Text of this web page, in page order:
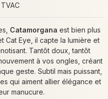
Catamorgana est bien plus
Cat Eye, il capte la lumière et
Tantôt doux, tantôt
à vos ongles, créant
geste. Subtil mais puissant,
qui aiment allier élégance et
manucure.